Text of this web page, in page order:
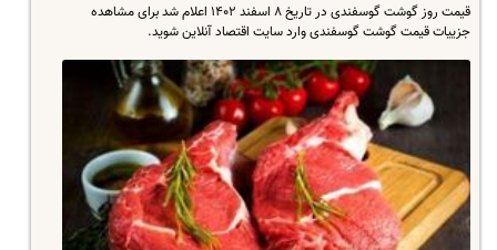
قیمت روز گوشت گوسفندی در تاریخ ۸ اسفند ۱۴۰۲ اعلام شد برای مشاهده
جزییات قیمت گوشت گوسفندی وارد سایت اقتصاد آنلاین شوید.